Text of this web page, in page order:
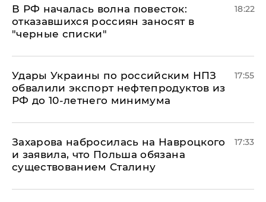
​В РФ началась волна повесток:
отказавшихся россиян заносят в
"черные списки"
18:22
Удары Украины по российским НПЗ
обвалили экспорт нефтепродуктов из
РФ до 10-летнего минимума
17:55
​Захарова набросилась на Навроцкого
и заявила, что Польша обязана
существованием Сталину
17:33